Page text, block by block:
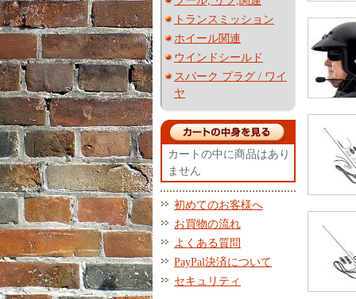
トランスミッション
ホイール関連
ウインドシールド
スパーク プラグ / ワイ
ヤ
カートの中に商品はあり
ません
初めてのお客様へ
お買物の流れ
よくある質問
PayPal決済について
セキュリティ